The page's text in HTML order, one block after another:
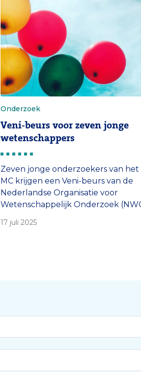
Onderzoek
Veni-beurs voor zeven jonge
wetenschappers
Zeven jonge onderzoekers van het
MC krijgen een Veni-beurs van de
Nederlandse Organisatie voor
Wetenschappelijk Onderzoek
hun eigen onderzoeksideeën verder
17 juli 2025